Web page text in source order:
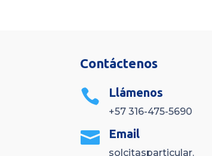
Contáctenos
 Llámenos
+57 316-475-5690
 Email
solcitasparticular.